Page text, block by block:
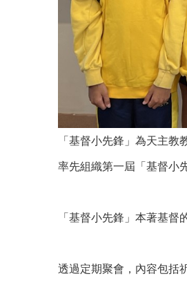
「基督小先鋒」為天主
率先組織第一屆「基督小
「基督小先鋒」本著基
透過定期聚會，內容包括